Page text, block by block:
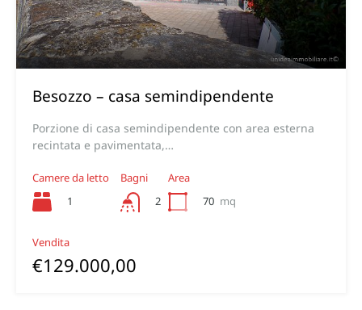
Besozzo – casa semindipendente
Porzione di casa semindipendente con area esterna
recintata e pavimentata,…
Camere da letto
1
Bagni
2
Area
70 mq
Vendita
€129.000,00